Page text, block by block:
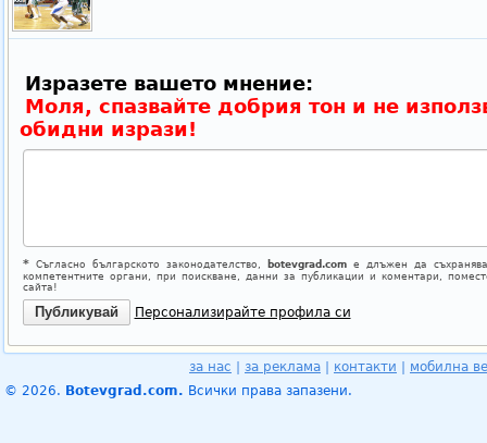
Изразете вашето мнение:
Моля, спазвайте добрия тон и не
обидни изрази!
*Съгласно българското законодателство, botevgrad.comе длъжен да
компетентните органи, при поискване, данни за публикации и коментари,
сайта!
Персонализирайте профила си
за нас за реклама контакти
мобилна
© 2026. Botevgrad.com. Всички права запазени.